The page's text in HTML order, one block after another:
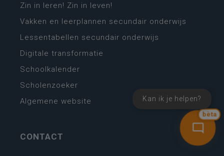
bèta
Kan ik je helpen?
Zin in leren! Zin in leven!
Vakken en leerplannen secundair onderwijs
Lessentabellen secundair onderwijs
Digitale transformatie
Schoolkalender
Scholenzoeker
Algemene website
CONTACT